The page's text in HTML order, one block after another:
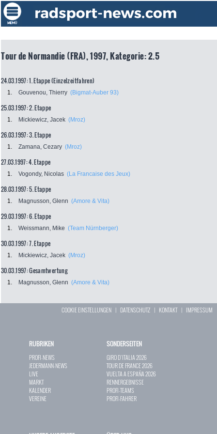
Tour de Normandie (FRA), 1997, Kategorie: 2.5
24.03.1997: 1. Etappe (Einzelzeitfahren)
1. Gouvenou, Thierry (Bigmat-Auber 93)
25.03.1997: 2. Etappe
1. Mickiewicz, Jacek (Mroz)
26.03.1997: 3. Etappe
1. Zamana, Cezary (Mroz)
27.03.1997: 4. Etappe
1. Vogondy, Nicolas (La Francaise des Jeux)
28.03.1997: 5. Etappe
1. Magnusson, Glenn (Amore & Vita)
29.03.1997: 6. Etappe
1. Weissmann, Mike (Team Nürnberger)
30.03.1997: 7. Etappe
1. Mickiewicz, Jacek (Mroz)
30.03.1997: Gesamtwertung
1. Magnusson, Glenn (Amore & Vita)
COOKIE EINSTELLUNGEN | DATENSCHUTZ | KONTAKT| IMPRESSUM
RUBRIKEN
PROFI-NEWS
JEDERMANN-NEWS
LIVE
MARKT
KALENDER
VEREINE
SONDERSEITEN
GIRO D`ITALIA 2026
TOUR DE FRANCE 2026
VUELTA A ESPAÑA 2026
RENNERGEBNISSE
PROFI-TEAMS
PROFI-FAHRER